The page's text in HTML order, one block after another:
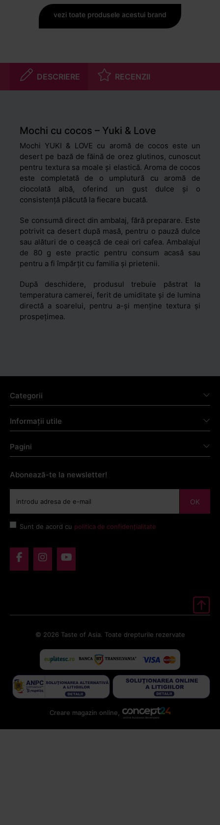
vezi toate produsele acestui brand
DESCRIERE RECENZII
Mochi cu cocos – Yuki & Love
Mochi YUKI & LOVE cu aromă de cocos este un
desert pe bază de făină de orez glutinos, cunoscut
pentru textura sa moale și elastică. Aroma de cocos
este completată de o umplutură cu aromă de
ciocolată albă, oferind un gust dulce și o
consistență plăcută la fiecare bucată.
Se consumă direct din ambalaj, fără preparare. Este
potrivit ca desert după masă, pentru o pauză dulce
sau alături de o ceașcă de ceai ori cafea. Ambalajul
de 80 g este practic pentru consum acasă sau
pentru a fi împărțit cu familia și prietenii.
După deschidere, produsul trebuie păstrat la
temperatura camerei, ferit de umiditate și de lumina
directă a soarelui, pentru a-și menține textura și
prospețimea.
Categorii
Informații utile
Pagini
Abonează-te la newsletter!
OK
Sunt de acord cu politica de confidențialitate
© 2026 Taste of Asia. Toate drepturile rezervate
Creare magazin online,